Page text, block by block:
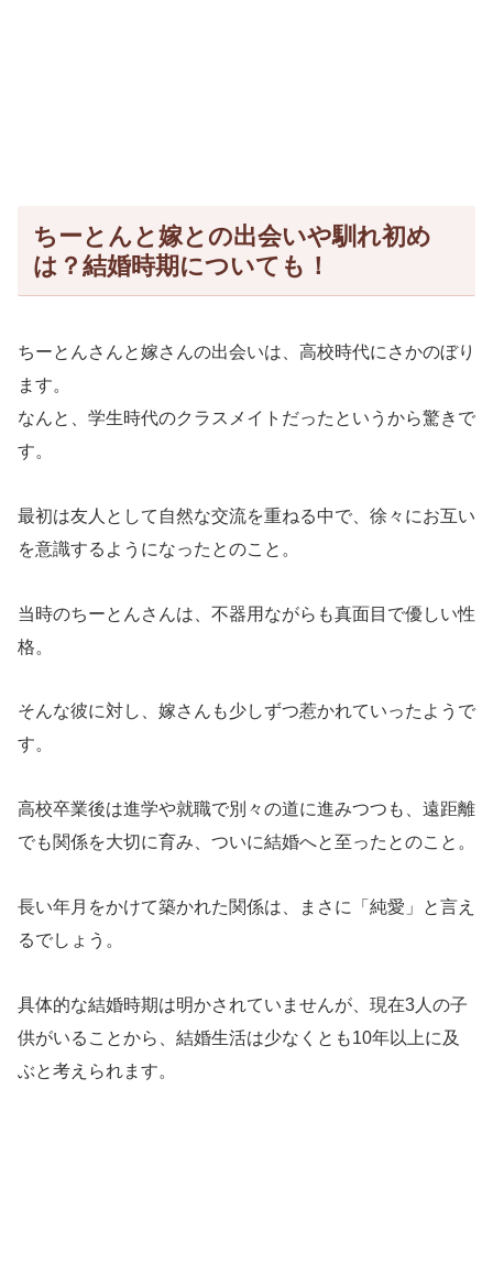
ちーとんと嫁との出会いや馴れ初め
は？結婚時期についても！
ちーとんさんと嫁さんの出会いは、高校時代にさかのぼり
ます。
なんと、学生時代のクラスメイトだったというから驚きで
す。
最初は友人として自然な交流を重ねる中で、徐々にお互い
を意識するようになったとのこと。
当時のちーとんさんは、不器用ながらも真面目で優しい性
格。
そんな彼に対し、嫁さんも少しずつ惹かれていったようで
す。
高校卒業後は進学や就職で別々の道に進みつつも、遠距離
でも関係を大切に育み、ついに結婚へと至ったとのこと。
長い年月をかけて築かれた関係は、まさに「純愛」と言え
るでしょう。
具体的な結婚時期は明かされていませんが、現在3人の子
供がいることから、結婚生活は少なくとも10年以上に及
ぶと考えられます。